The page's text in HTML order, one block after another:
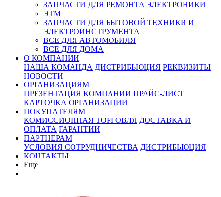
ЗАПЧАСТИ ДЛЯ РЕМОНТА ЭЛЕКТРОНИКИ
ЭТМ
ЗАПЧАСТИ ДЛЯ БЫТОВОЙ ТЕХНИКИ И
ЭЛЕКТРОИНСТРУМЕНТА
ВСЕ ДЛЯ АВТОМОБИЛЯ
ВСЕ ДЛЯ ДОМА
О КОМПАНИИ
НАША КОМАНДА ДИСТРИБЬЮЦИЯ РЕКВИЗИТЫ
НОВОСТИ
ОРГАНИЗАЦИЯМ
ПРЕЗЕНТАЦИЯ КОМПАНИИ ПРАЙС-ЛИСТ
КАРТОЧКА ОРГАНИЗАЦИИ
ПОКУПАТЕЛЯМ
КОМИССИОННАЯ ТОРГОВЛЯ ДОСТАВКА И
ОПЛАТА ГАРАНТИИ
ПАРТНЕРАМ
УСЛОВИЯ СОТРУДНИЧЕСТВА ДИСТРИБЬЮЦИЯ
КОНТАКТЫ
Еще